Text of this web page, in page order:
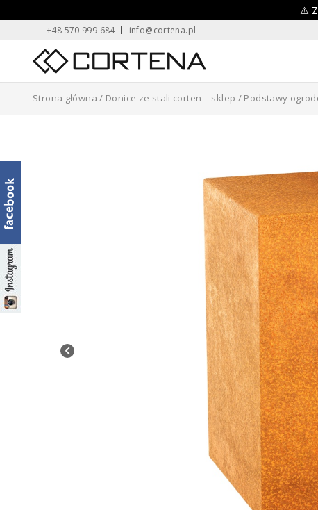
content
⚠️
+48 570 999 684 info@cortena.pl
Home
Strona główna / Donice ze stali corten – sklep / Podstawy